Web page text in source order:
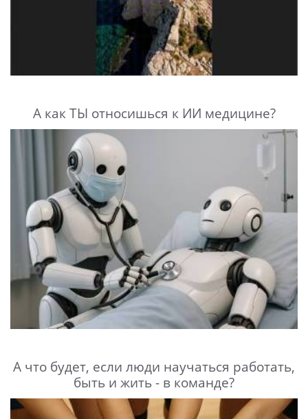
А как ТЫ относишься к ИИ медицине?
А что будет, если люди научаться работать,
быть и жить - в команде?